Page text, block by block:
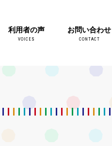
利用者の声
VOICES
お問い合わせ
CONTACT